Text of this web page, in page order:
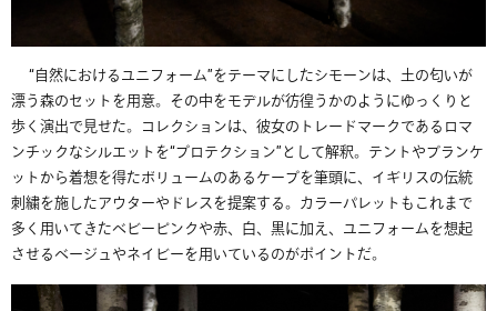
“自然におけるユニフォーム”をテーマにしたシモーンは、土の匂いが
漂う森のセットを用意。その中をモデルが彷徨うかのようにゆっくりと
歩く演出で見せた。コレクションは、彼女のトレードマークであるロマ
ンチックなシルエットを“プロテクション”として解釈。テントやブランケ
ットから着想を得たボリュームのあるケープを筆頭に、イギリスの伝統
刺繍を施したアウターやドレスを提案する。カラーパレットもこれまで
多く用いてきたベビーピンクや赤、白、黒に加え、ユニフォームを想起
させるベージュやネイビーを用いているのがポイントだ。